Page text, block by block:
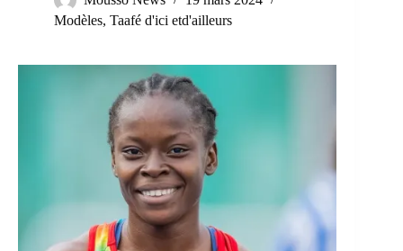
Modèles, Taafé d'ici etd'ailleurs